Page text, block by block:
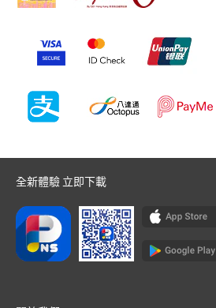
全新體驗 立即下載